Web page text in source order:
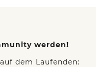
werden!
dem Laufenden: